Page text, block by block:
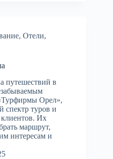
, Отели,
путешествий в
Орел»,
спектр туров и
клиентов. Их
маршрут,
интересам и